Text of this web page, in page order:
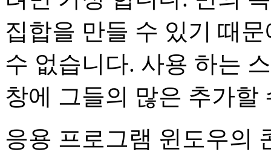
집합을 만들 수 있기 때
수 없습니다. 사용 하는
창에 그들의 많은 추가할
응용 프로그램 윈도우의